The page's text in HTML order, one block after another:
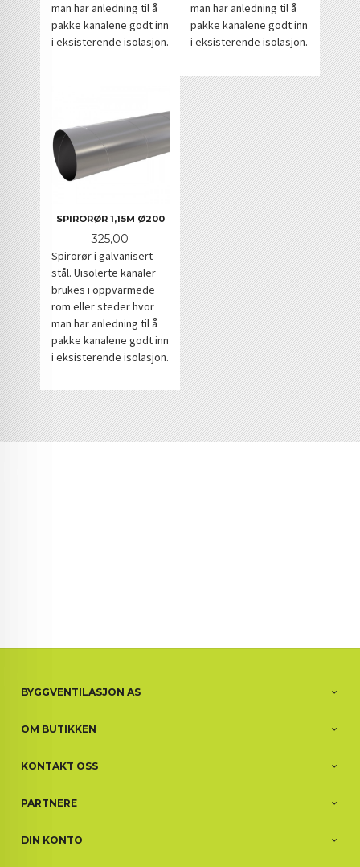
man har anledning til å
pakke kanalene godt inn
i eksisterende isolasjon.
man har anledning til å
pakke kanalene godt inn
i eksisterende isolasjon.
SPIRORØR 1,15M Ø200
Pris
325,00
Spirorør i galvanisert
stål. Uisolerte kanaler
brukes i oppvarmede
rom eller steder hvor
man har anledning til å
pakke kanalene godt inn
i eksisterende isolasjon.
BYGGVENTILASJON AS
OM BUTIKKEN
KONTAKT OSS
PARTNERE
DIN KONTO